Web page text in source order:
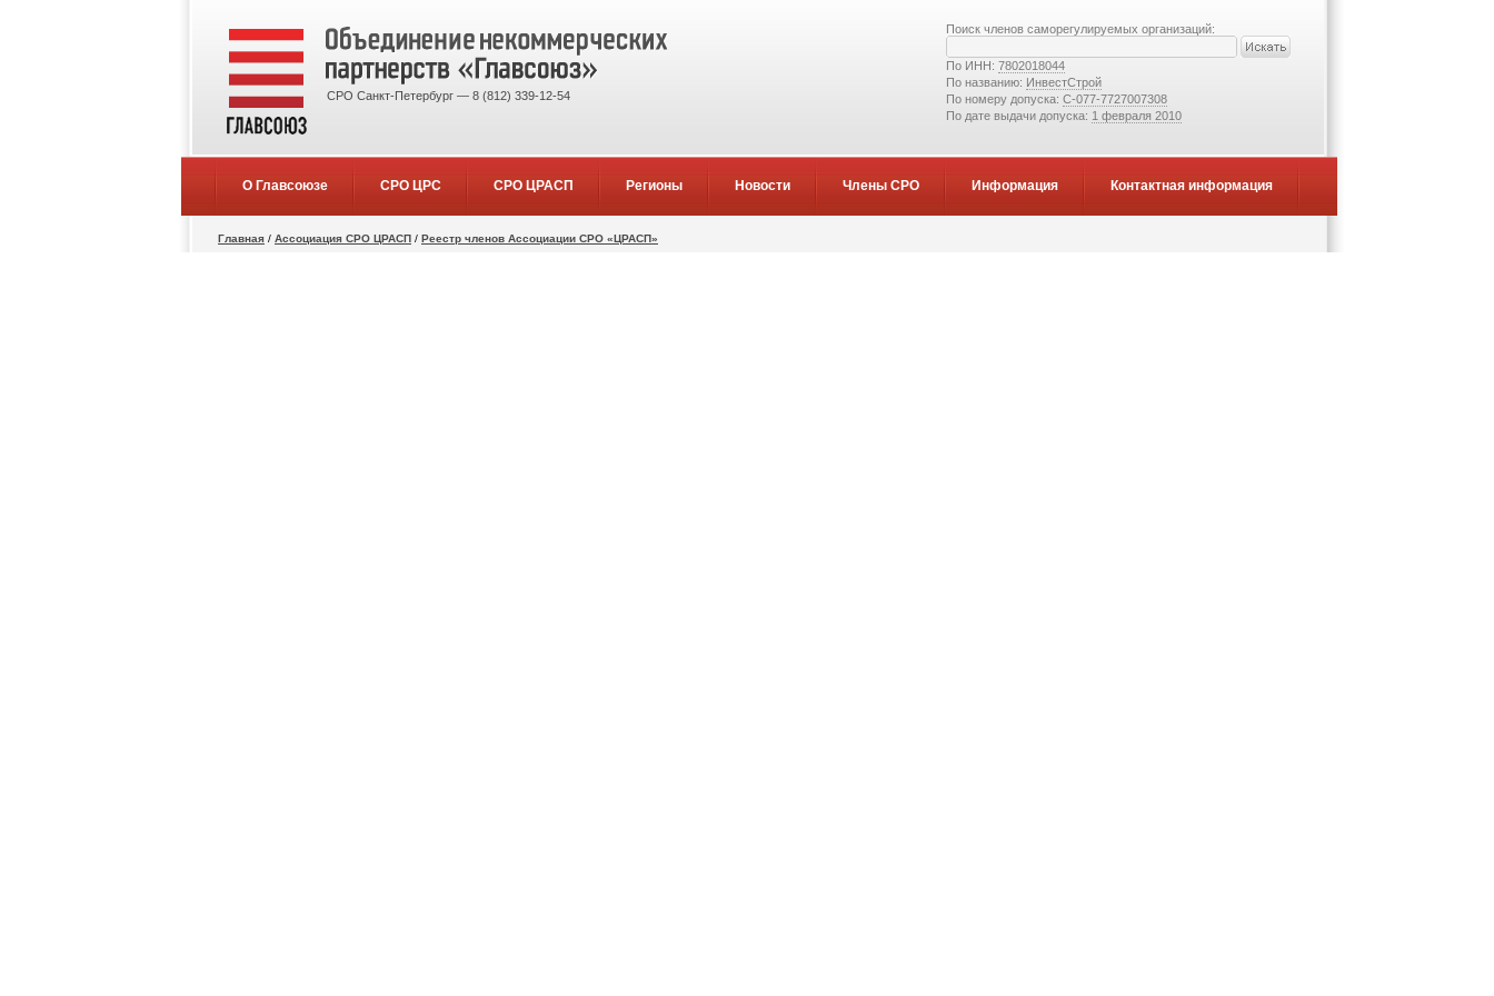
СРО Санкт-Петербург — 8 (812) 339-12-54
Поиск членов саморегулируемых организаций:
По ИНН: 7802018044
По названию: ИнвестСтрой
По номеру допуска: С-077-7727007308
По дате выдачи допуска: 1 февраля 2010
О Главсоюзе СРО ЦРС СРО ЦРАСП Регионы Новости Члены СРО Информация Контактная информация
Главная / Ассоциация СРО ЦРАСП / Реестр членов Ассоциации СРО «ЦРАСП»